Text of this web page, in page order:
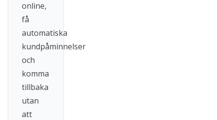
online,
få
automatiska
kundpåminnelser
och
komma
tillbaka
utan
att